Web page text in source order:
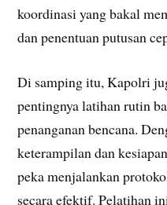
koordinasi yang bakal
dan penentuan putusan
Di samping itu, Kapolri
pentingnya latihan rutin
penanganan bencana.
keterampilan dan
peka menjalankan
secara efektif. Pelatihan